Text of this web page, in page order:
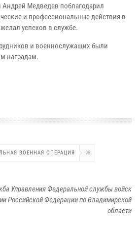
Медведев поблагодарил
и профессиональные действия в
успехов в службе.
и военнослужащих были
наградам.
ВОЕННАЯ ОПЕРАЦИЯ 98
Управления Федеральной службы войск
Российской Федерации по Владимирской
области